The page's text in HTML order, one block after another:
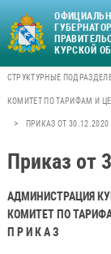
КУРСКОЙ
СТРУКТУРНЫЕ
КОМИТЕТ ПО ТАРИФАМ И
> ПРИКАЗ ОТ
Приказ от
АДМИНИСТРАЦИЯ
КОМИТЕТ ПО
П Р И К А З